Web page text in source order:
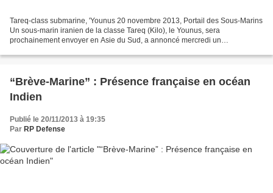
Tareq-class submarine, 'Younus 20 novembre 2013, Portail des Sous-Marins
Un sous-marin iranien de la classe Tareq (Kilo), le Younus, sera
prochainement envoyer en Asie du Sud, a annoncé mercredi un
“Brève-Marine” : Présence française en océan
Indien
Publié le 20/11/2013 à 19:35
Par RP Defense